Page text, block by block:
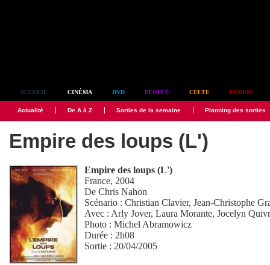
ACCUEIL CINÉMA DVD PEOPLE CULTE FORUM
Actualité De A à Z Sorties de la semaine Planning des sorties
Empire des loups (L')
Empire des loups (L')
France, 2004
DeChris Nahon
Scénario :Christian Clavier,Jean-Christophe
Avec : Arly Jover,Laura Morante,Jocelyn
Photo :Michel Abramowicz
Durée : 2h08
Sortie : 20/04/2005